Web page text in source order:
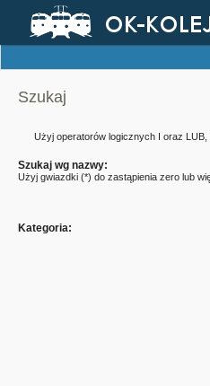
Szukaj
Użyj operatorów logicznych I oraz
Szukaj wg nazwy:
Użyj gwiazdki (*) do zastąpienia zero lub
Kategoria: